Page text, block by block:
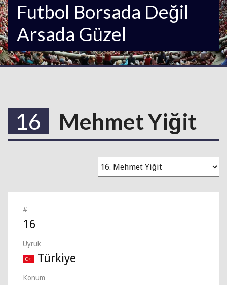
Futbol Borsada Değil
Arsada Güzel
16 Mehmet Yiğit
#
16
Uyruk
Türkiye
Konum